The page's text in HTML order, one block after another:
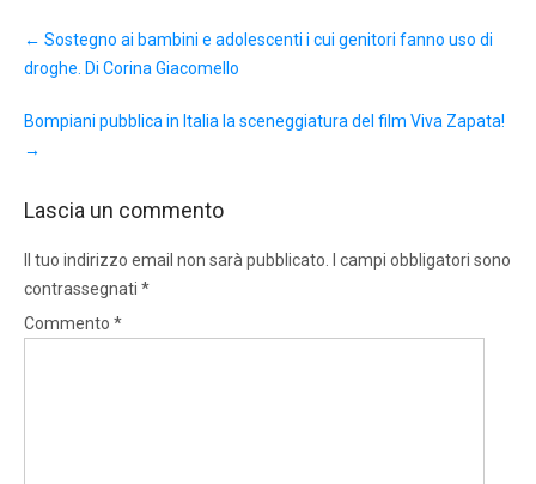
navigation
← Sostegno ai bambini e adolescenti i cui genitori fanno uso di
droghe. Di Corina Giacomello
Bompiani pubblica in Italia la sceneggiatura del film Viva Zapata!
→
Lascia un commento
Il tuo indirizzo email non sarà pubblicato.
I campi obbligatori sono
contrassegnati *
Commento *